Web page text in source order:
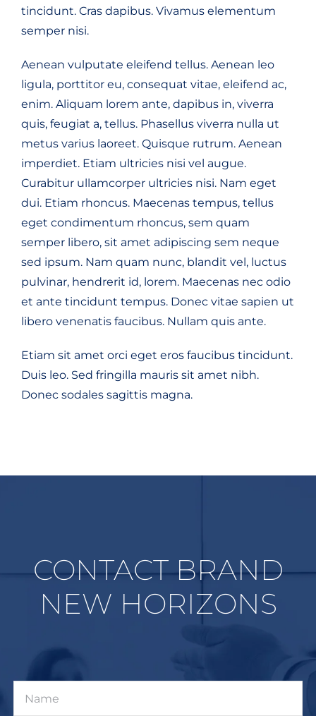
tincidunt. Cras dapibus. Vivamus elementum
semper nisi.
Aenean vulputate eleifend tellus. Aenean leo
ligula, porttitor eu, consequat vitae, eleifend ac,
enim. Aliquam lorem ante, dapibus in, viverra
quis, feugiat a, tellus. Phasellus viverra nulla ut
metus varius laoreet. Quisque rutrum. Aenean
imperdiet. Etiam ultricies nisi vel augue.
Curabitur ullamcorper ultricies nisi. Nam eget
dui. Etiam rhoncus. Maecenas tempus, tellus
eget condimentum rhoncus, sem quam
semper libero, sit amet adipiscing sem neque
sed ipsum. Nam quam nunc, blandit vel, luctus
pulvinar, hendrerit id, lorem. Maecenas nec odio
et ante tincidunt tempus. Donec vitae sapien ut
libero venenatis faucibus. Nullam quis ante.
Etiam sit amet orci eget eros faucibus tincidunt.
Duis leo. Sed fringilla mauris sit amet nibh.
Donec sodales sagittis magna.
CONTACT BRAND
NEW HORIZONS